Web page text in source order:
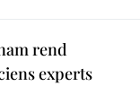
rend
experts